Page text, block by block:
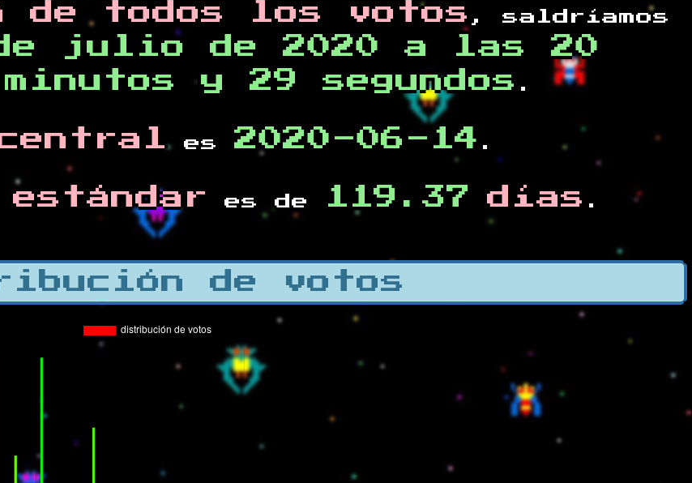
de todos los votos , saldríamos
julio de 2020 a las 20
y 29 segundos .
es 2020-06-14 .
es de 119.37 días .
de votos